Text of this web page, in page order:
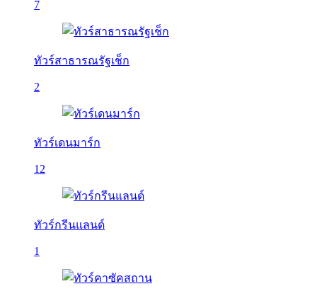
7
ทัวร์สาธารณรัฐเช็ก
2
ทัวร์เดนมาร์ก
12
ทัวร์กรีนแลนด์
1